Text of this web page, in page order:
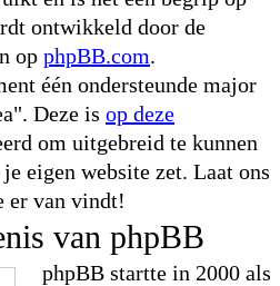
ontwikkeld door de
op phpBB.com.
één ondersteunde major
Deze is op deze
om uitgebreid te kunnen
eigen website zet. Laat ons
er van vindt!
van phpBB
phpBB startte in 2000 als